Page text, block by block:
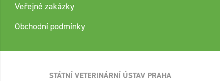
Veřejné zakázky
Obchodní podmínky
STÁTNÍ VETERINÁRNÍ ÚSTAV PRAHA